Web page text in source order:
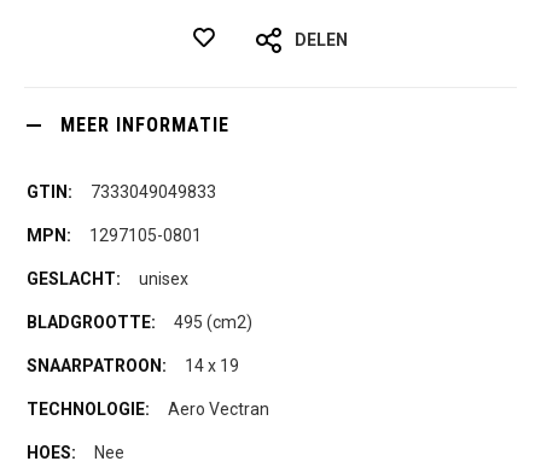
DELEN
MEER INFORMATIE
7333049049833
1297105-0801
unisex
495 (cm2)
14 x 19
Aero Vectran
Nee